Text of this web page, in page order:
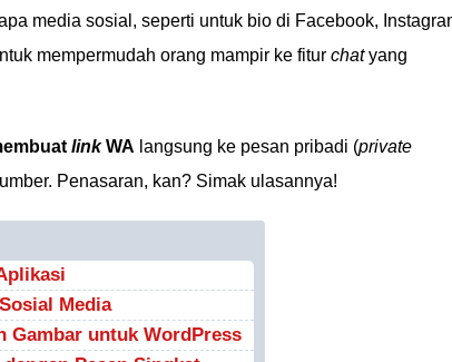
media sosial, seperti untuk bio di Facebook,
mempermudah orang mampir ke fitur chatyang
linkWA langsung ke pesan pribadi (private
Penasaran, kan? Simak ulasannya!
Media
Gambar untuk WordPress